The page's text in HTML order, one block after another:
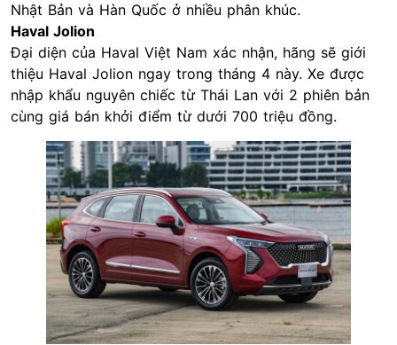
Nhật Bản và Hàn Quốc ở nhiều phân khúc.
Haval Jolion
Đại diện của Haval Việt Nam xác nhận, hãng sẽ giới
thiệu Haval Jolion ngay trong tháng 4 này. Xe được
nhập khẩu nguyên chiếc từ Thái Lan với 2 phiên bản
cùng giá bán khởi điểm từ dưới 700 triệu đồng.